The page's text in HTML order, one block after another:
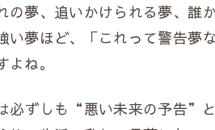
夢、追いかけられる夢、誰か
夢ほど、「これって警告夢
ね。
必ずしも“悪い未来の予告”と